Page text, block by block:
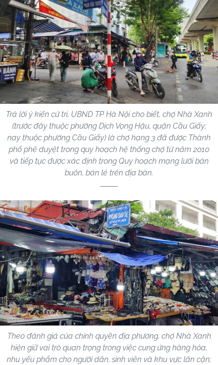
Trả lời ý kiến cử tri, UBND TP Hà Nội cho biết, chợ Nhà Xanh
(trước đây thuộc phường Dịch Vọng Hậu, quận Cầu Giấy;
nay thuộc phường Cầu Giấy) là chợ hạng 3 đã được Thành
phố phê duyệt trong quy hoạch hệ thống chợ từ năm 2010
và tiếp tục được xác định trong Quy hoạch mạng lưới bán
buôn, bán lẻ trên địa bàn.
Theo đánh giá của chính quyền địa phương, chợ Nhà Xanh
hiện giữ vai trò quan trọng trong việc cung ứng hàng hóa,
nhu yếu phẩm cho người dân, sinh viên và khu vực lân cận;